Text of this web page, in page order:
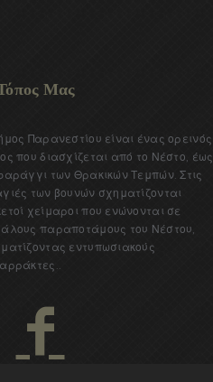
Μας
Παρανεστίου είναι ένας ορεινός
που διασχίζεται από το Νέστο, έως
των Θρακικών Τεμπών. Στις
των βουνών σχηματίζονται
χείμαροι που ενώνονται σε
παραποτάμους του Νέστου,
εντυπωσιακούς